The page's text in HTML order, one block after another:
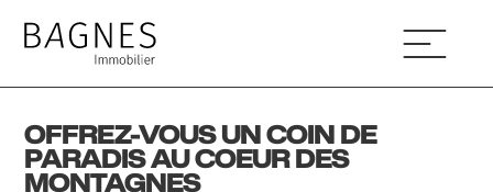
OFFREZ-VOUS UN COIN DE
PARADIS AU COEUR DES
MONTAGNES